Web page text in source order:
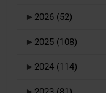
► 2026 (52)
► 2025 (108)
► 2024 (114)